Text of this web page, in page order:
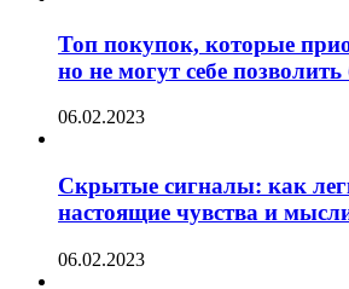
Топ покупок, которые
но не могут себе
06.02.2023
Скрытые сигналы: как
настоящие чувства и
06.02.2023